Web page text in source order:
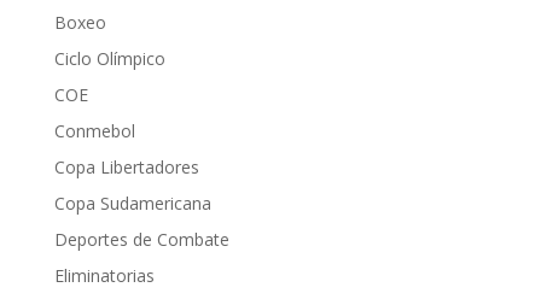
Boxeo
Ciclo Olímpico
COE
Conmebol
Copa Libertadores
Copa Sudamericana
Deportes de Combate
Eliminatorias